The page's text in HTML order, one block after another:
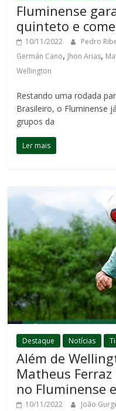
Fluminense
quinteto e
10/11/2022 Pedro
Germán Cano, Jhon Arias,
Wellington
Restando uma rodada
Brasileiro, o Fluminense
grupos da
Ler mais
Destaque Notícias
Além de
Matheus
no Fluminense
10/11/2022 João